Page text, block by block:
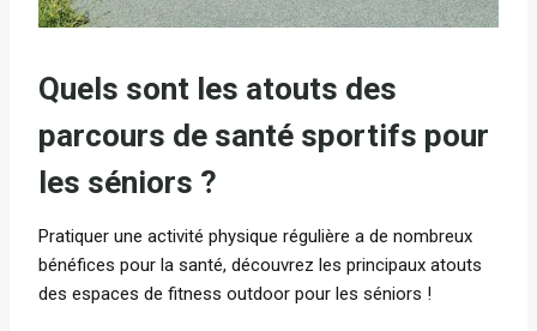
Quels sont les atouts des
parcours de santé sportifs pour
les séniors ?
Pratiquer une activité physique régulière a de nombreux
bénéfices pour la santé, découvrez les principaux atouts
des espaces de fitness outdoor pour les séniors !